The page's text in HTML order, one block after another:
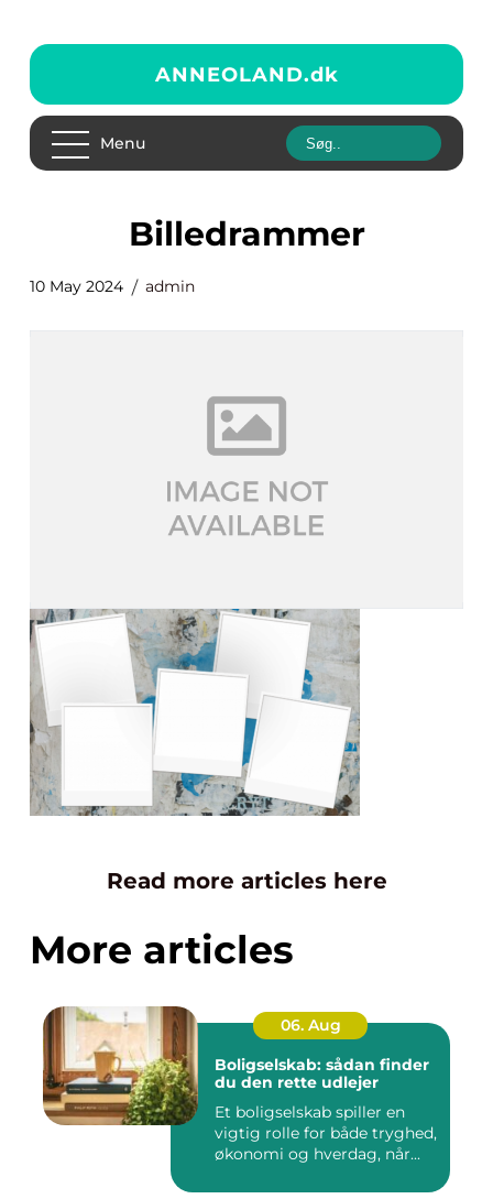
ANNEOLAND.dk
Menu
Billedrammer
10 May 2024 admin
Read more articles here
More articles
06. Aug
Boligselskab: sådan finder
du den rette udlejer
Et boligselskab spiller en
vigtig rolle for både tryghed,
økonomi og hverdag, når...